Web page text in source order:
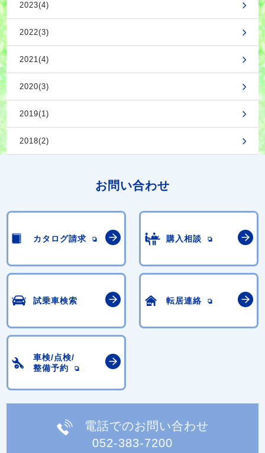
2023(4)
2022(3)
2021(4)
2020(3)
2019(1)
2018(2)
お問い合わせ
カタログ請求 購入相談
試乗車検索 転居連絡
車検/点検/
整備予約
電話でのお問い合わせ
052-383-7200